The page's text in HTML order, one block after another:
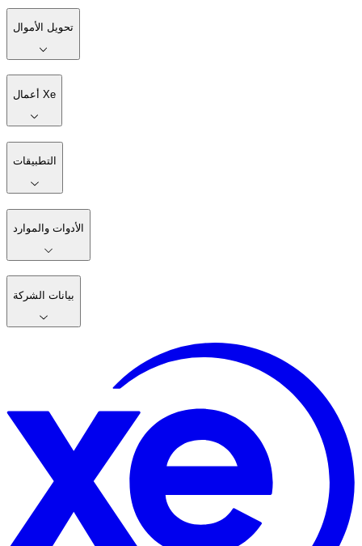
تحويل الأموال
أعمال Xe
التطبيقات
الأدوات والموارد
بيانات الشركة